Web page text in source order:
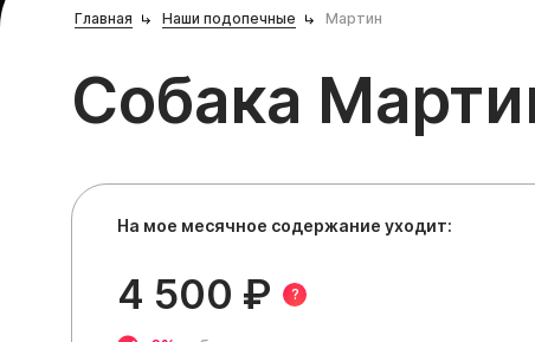
Главная
Наши подопечные Мартин
Собака
На мое месячное содержание уходит:
4 500 ₽ ?